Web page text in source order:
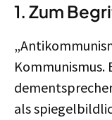
1. Zum
Kommunismus.
als